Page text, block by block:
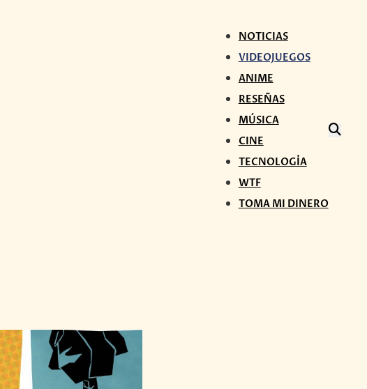
NOTICIAS
VIDEOJUEGOS
ANIME
RESEÑAS
MÚSICA
CINE
TECNOLOGÍA
WTF
TOMA MI DINERO